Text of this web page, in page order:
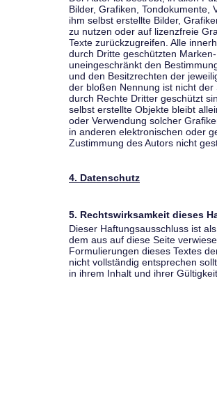
Bilder, Grafiken, Tondokumente,
ihm selbst erstellte Bilder,
zu nutzen oder auf lizenzfreie
Texte zurückzugreifen. Alle
durch Dritte geschützten
uneingeschränkt den
und den Besitzrechten der
der bloßen Nennung ist nicht
durch Rechte Dritter geschützt
selbst erstellte Objekte bleibt
oder Verwendung solcher
in anderen elektronischen oder
Zustimmung des Autors nicht
4. Datenschutz
5. Rechtswirksamkeit dieses
Dieser Haftungsausschluss ist
dem aus auf diese Seite
Formulierungen dieses Textes
nicht vollständig entsprechen
in ihrem Inhalt und ihrer